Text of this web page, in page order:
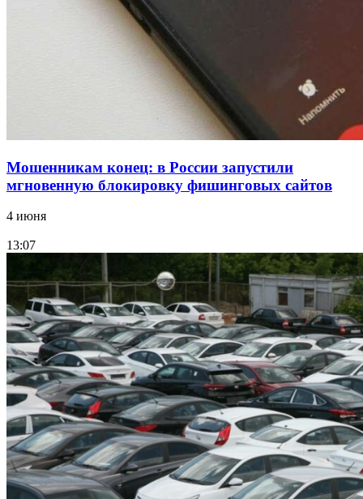
Волгоградские компании нарастили экспорт:
заключены контракты на 3,6 млн долларов
Мошенникам конец: в России запустили
мгновенную блокировку фишинговых сайтов
4 июня
13:07